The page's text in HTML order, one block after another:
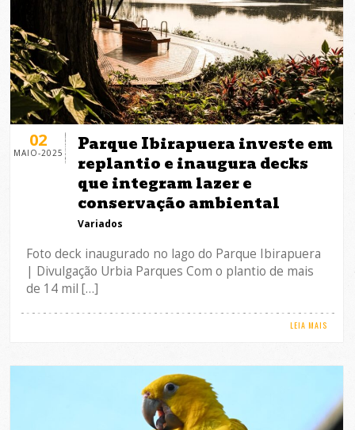
02
MAIO-2025
Parque Ibirapuera investe em
replantio e inaugura decks
que integram lazer e
conservação ambiental
Variados
Foto deck inaugurado no lago do Parque Ibirapuera
| Divulgação Urbia Parques Com o plantio de mais
de 14 mil […]
LEIA MAIS